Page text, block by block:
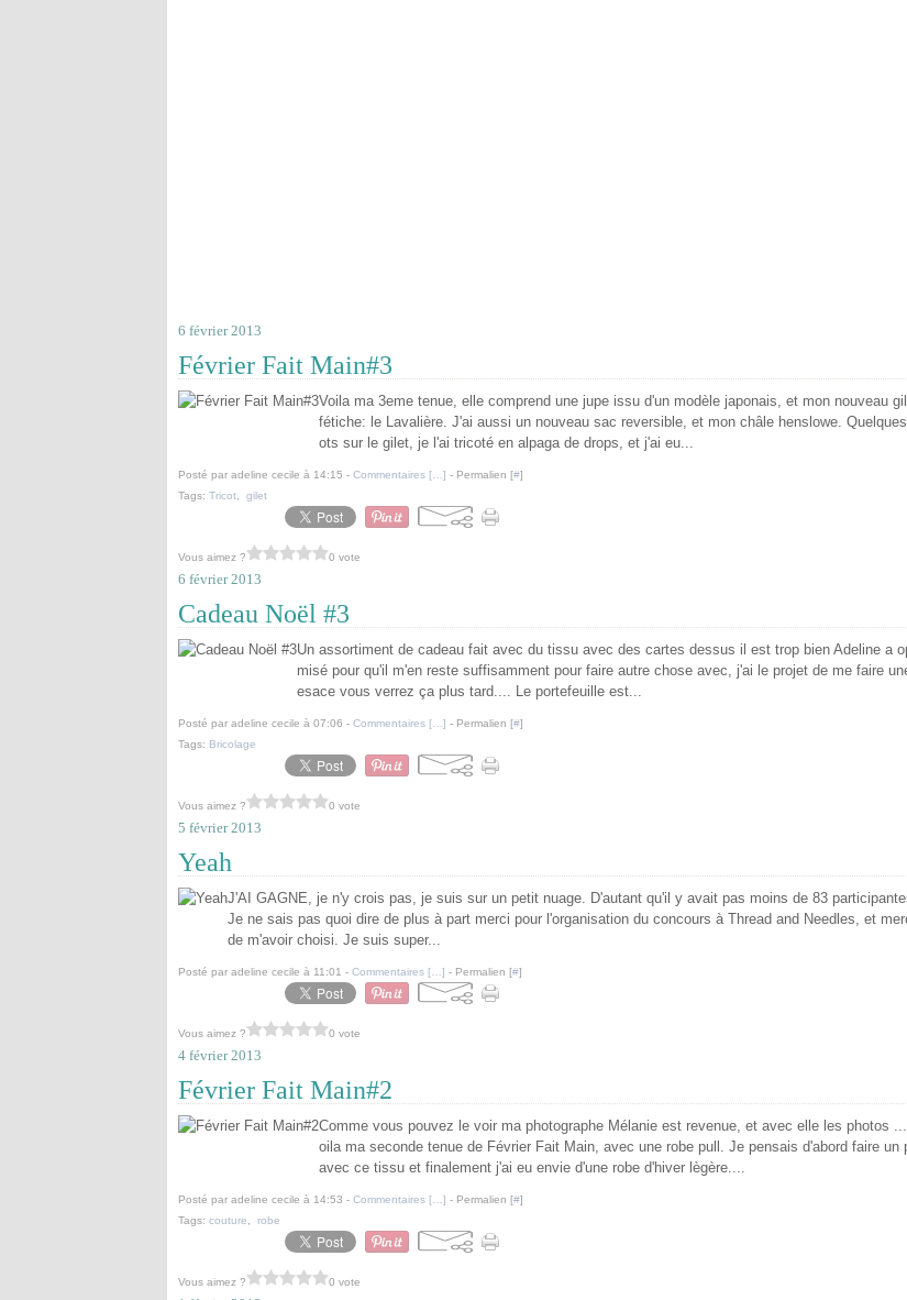
6 février 2013
Février Fait Main#3
Voila ma 3eme tenue, elle comprend une jupe issu d'un modèle japonais, et mon nouveau
fétiche: le Lavalière. J'ai aussi un nouveau sac reversible, et mon châle henslowe.
ots sur le gilet, je l'ai tricoté en alpaga de drops, et j'ai eu...
Posté par adeline cecile à 14:15 - Commentaires [ ] - Permalien [#]
Tags: Tricot gilet
Vous aimez ? 0 vote
6 février 2013
Cadeau Noël #3
Un assortiment de cadeau fait avec du tissu avec des cartes dessus il est trop bien Adeline a
misé pour qu'il m'en reste suffisamment pour faire autre chose avec, j'ai le projet de me faire
esace vous verrez ça plus tard.... Le portefeuille est...
Posté par adeline cecile à 07:06 - Commentaires [ ] - Permalien [#]
Tags: Bricolage
Vous aimez ? 0 vote
5 février 2013
Yeah
J'AI GAGNE, je n'y crois pas, je suis sur un petit nuage. D'autant qu'il y avait pas moins de 83
Je ne sais pas quoi dire de plus à part merci pour l'organisation du concours à Thread and Needles, et
de m'avoir choisi. Je suis super...
Posté par adeline cecile à 11:01 - Commentaires [ ] - Permalien [#]
Vous aimez ? 0 vote
4 février 2013
Février Fait Main#2
Comme vous pouvez le voir ma photographe Mélanie est revenue, et avec elle les photos
oila ma seconde tenue de Février Fait Main, avec une robe pull. Je pensais d'abord faire un
avec ce tissu et finalement j'ai eu envie d'une robe d'hiver lègère....
Posté par adeline cecile à 14:53 - Commentaires [ ] - Permalien [#]
Tags: couture robe
Vous aimez ? 0 vote